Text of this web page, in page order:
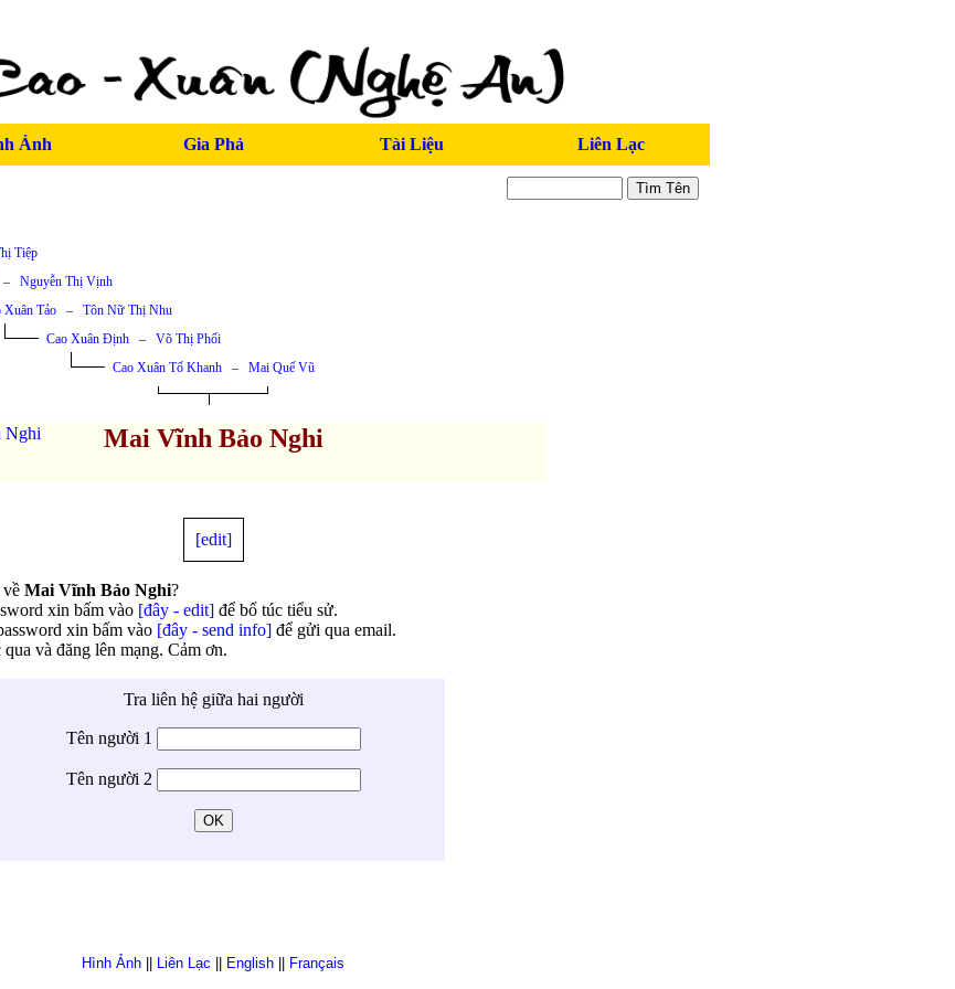
Ảnh Gia Phả Tài Liệu Liên Lạc
Tiệp
Nguyễn Thị Vịnh
Xuân Tảo– Tôn Nữ Thị Nhu
Cao Xuân Định– Võ Thị Phối
Cao Xuân Tố Khanh– Mai Quế Vũ
Nghi
Mai Vĩnh Bảo Nghi
[edit]
Mai Vĩnh Bảo Nghi?
xin bấm vào [đây - edit]để bổ túc tiểu sử.
xin bấm vào [đây - send info]để gửi qua email.
và đăng lên mạng. Cảm ơn.
Tra liên hệ giữa hai người
Tên người 1
Tên người 2
Hình Ảnh Liên Lạc English Français